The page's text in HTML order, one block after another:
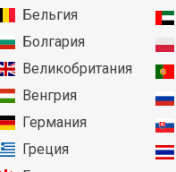
Бельгия
Болгария
Великобритания
Венгрия
Германия
Греция